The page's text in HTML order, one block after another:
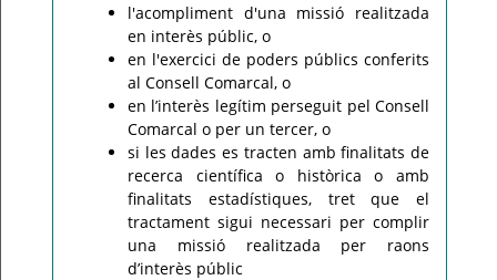
l'acompliment d'una missió realitzada
en interès públic, o
en l'exercici de poders públics conferits
al Consell Comarcal, o
en l’interès legítim perseguit pel Consell
Comarcal o per un tercer, o
si les dades es tracten amb finalitats de
recerca científica o històrica o amb
finalitats estadístiques, tret que el
tractament sigui necessari per complir
una missió realitzada per raons
d’interès públic